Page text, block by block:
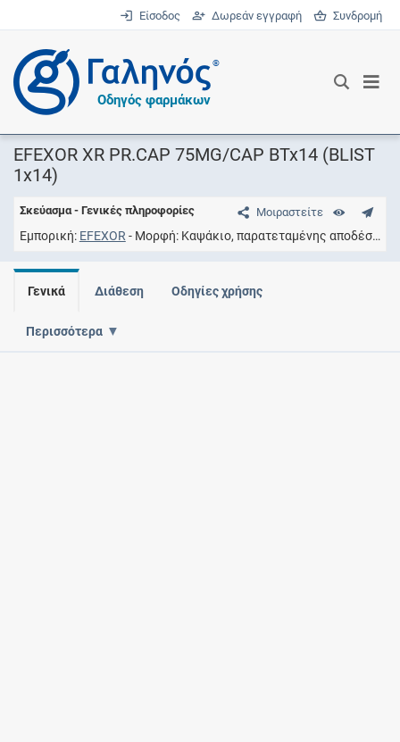
Είσοδος Δωρεάν εγγραφή Συνδρομή
®
Οδηγός φαρμάκων
EFEXOR XR PR.CAP 75MG/CAP BTx14 (BLIST
1x14)
Μοιραστείτε
Σκεύασμα - Γενικές πληροφορίες
Εμπορική EFEXOR Μορφή Καψάκιο, παρατεταμένης αποδέσμευσης, σκληρό
Γενικά Διάθεση Οδηγίες χρήσης
Περισσότερα